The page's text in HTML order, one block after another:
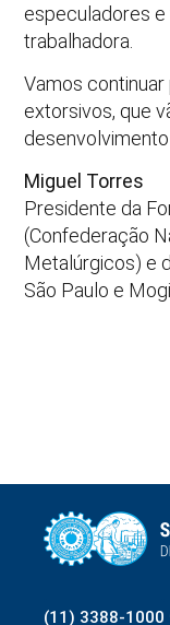
especuladores e
trabalhadora.
Vamos
extorsivos, que
desenvolvimento
Miguel Torres
Presidente da
(Confederação
Metalúrgicos) e
São Paulo e
(11) 3388-1000